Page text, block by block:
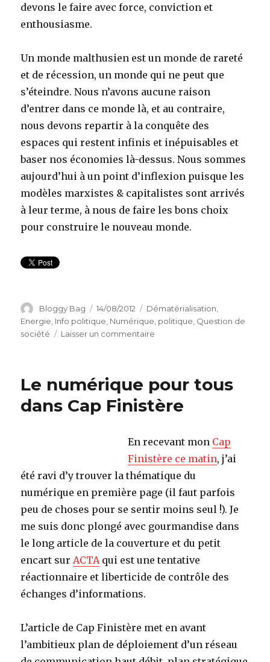
devons le faire avec force, conviction et
enthousiasme.
Un monde malthusien est un monde de rareté
et de récession, un monde qui ne peut que
s’éteindre. Nous n’avons aucune raison
d’entrer dans ce monde là, et au contraire,
nous devons repartir à la conquête des
espaces qui restent infinis et inépuisables et
baser nos économies là-dessus. Nous sommes
aujourd’hui à un point d’inflexion puisque les
modèles marxistes & capitalistes sont arrivés
à leur terme, à nous de faire les bons choix
pour construire le nouveau monde.
Auteur
Bloggy Bag
Publié
le
14/08/2012 Catégories
Dématérialisation
Energie Info politique Numérique politique Question de
société
Laisser un commentaire
malthusianisme
ambiant
Le numérique pour tous
dans Cap Finistère
En recevant mon Cap
Finistère ce matin, j’ai
été ravi d’y trouver la thématique du
numérique en première page (il faut parfois
peu de choses pour se sentir moins seul !). Je
me suis donc plongé avec gourmandise dans
le long article de la couverture et du petit
encart sur ACTA qui est une tentative
réactionnaire et liberticide de contrôle des
échanges d’informations.
L’article de Cap Finistère met en avant
l’ambitieux plan de déploiement d’un réseau